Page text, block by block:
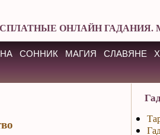
ОНЛАЙН ГАДАНИЯ.
СОННИК МАГИЯ СЛАВЯНЕ